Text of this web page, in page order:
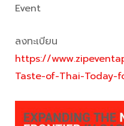
Event
ลงทะเบียน
https://
Taste-of-Thai-Today-